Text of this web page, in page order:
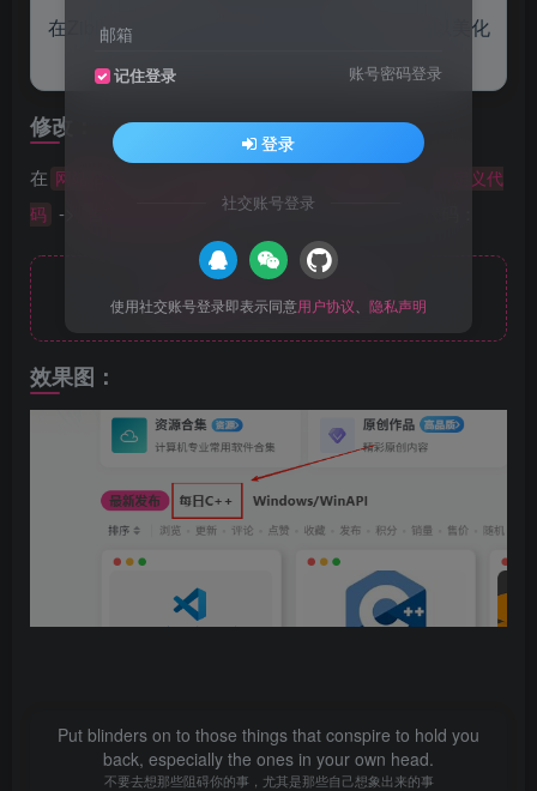
在Zibll主题设置的自定义CSS样式中添加代码以美化
修改：
在 网站后台
自定义代
码
-> ，在代码编辑框中添加以下代码：
隐藏内容，请登录后查看
效果图：
Put blinders on to those things that conspire to hold you
back, especially the ones in your own head.
不要去想那些阻碍你的事，尤其是那些自己想象出来的事
邮箱
记住登录 账号密码登录
登录
社交账号登录
使用社交账号登录即表示同意用户协议 隐私声明